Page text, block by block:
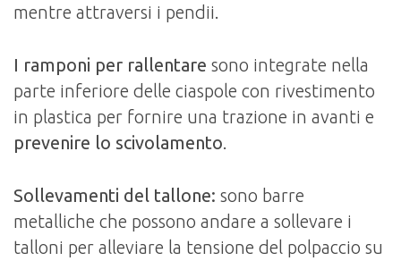
mentre attraversi i pendii.
I ramponi per rallentare sono integrate nella
parte inferiore delle ciaspole con rivestimento
in plastica per fornire una trazione in avanti e
prevenire lo scivolamento.
Sollevamenti del tallone: ​​sono barre
metalliche che possono andare a sollevare i
talloni per alleviare la tensione del polpaccio su